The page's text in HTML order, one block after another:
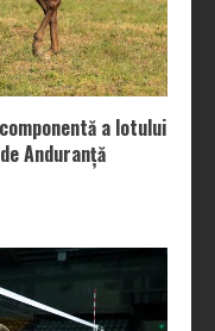
a lotului
Anduranță